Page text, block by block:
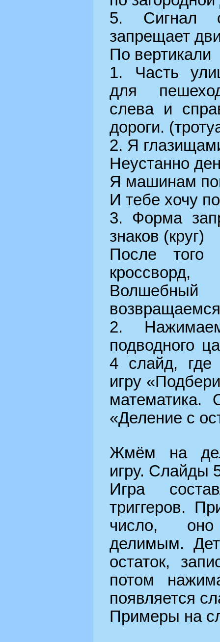
5. Сигнал
запрещает
По вертикали
1. Часть
для
слева и
дороги.
2. Я
Неустанно
Я машинам
И тебе хочу
3. Форма
знаков (круг)
После того
2.
подводного
4 слайд, где
игру
математика.
«Деление с
Жмём на
игру. Слайды
Игра
триггеров.
число,
делимым.
остаток,
потом
появляется
Примеры на